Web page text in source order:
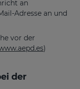
an
Adresse an und
vor der
)
der